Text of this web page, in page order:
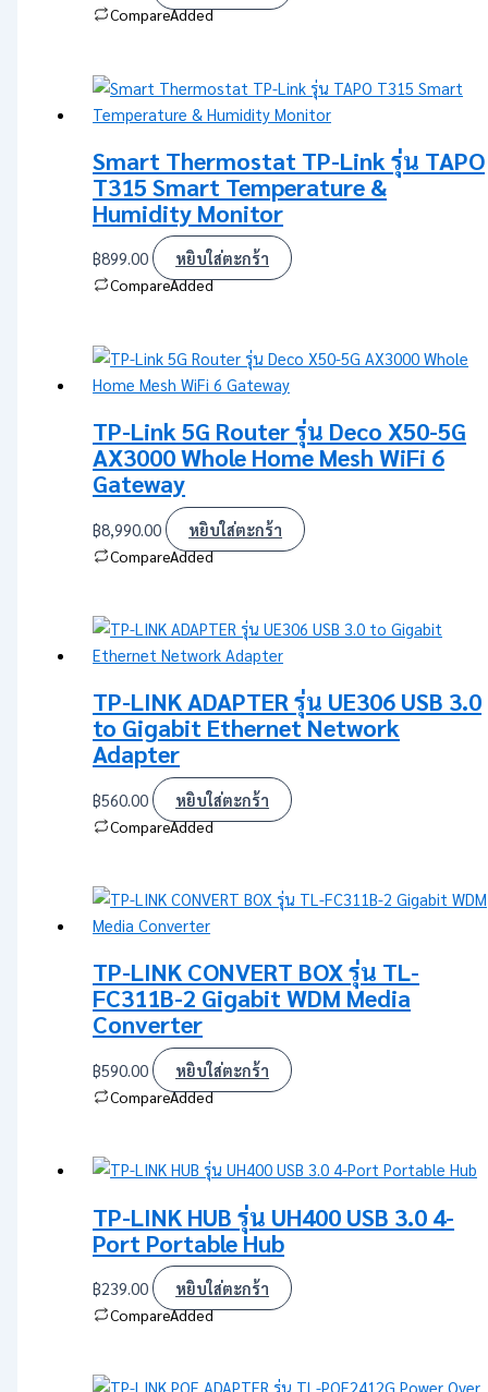
CompareAdded
Smart Thermostat TP-Link รุ่น TAPO
T315 Smart Temperature &
Humidity Monitor
฿899.00 หยิบใส่ตะกร้า
CompareAdded
TP-Link 5G Router รุ่น Deco X50-5G
AX3000 Whole Home Mesh WiFi 6
Gateway
฿8,990.00 หยิบใส่ตะกร้า
CompareAdded
TP-LINK ADAPTER รุ่น UE306 USB 3.0
to Gigabit Ethernet Network
Adapter
฿560.00 หยิบใส่ตะกร้า
CompareAdded
TP-LINK CONVERT BOX รุ่น TL-
FC311B-2 Gigabit WDM Media
Converter
฿590.00 หยิบใส่ตะกร้า
CompareAdded
TP-LINK HUB รุ่น UH400 USB 3.0 4-
Port Portable Hub
฿239.00 หยิบใส่ตะกร้า
CompareAdded